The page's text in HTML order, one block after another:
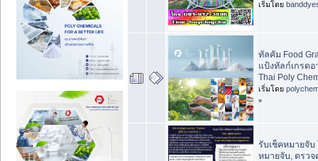
เริ่มโดย
ทัลคัม Food
แป้งทัลก์เกรดอ
Thai Poly
เริ่มโดย
»
รับเช็คหมายจับ
หมายจับ, ตรว